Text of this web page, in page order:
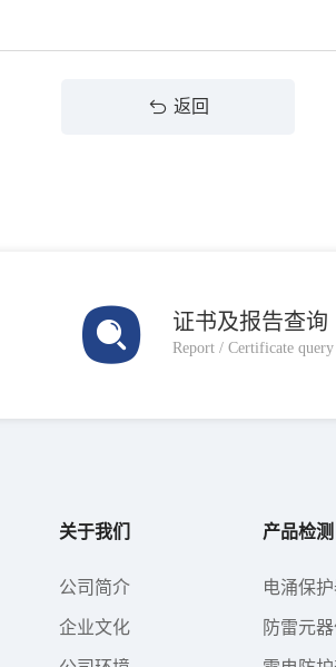
返回
证书及报告查询
Report / Certificate query
关于我们
公司简介
企业文化
产品检测
电涌保
防雷元